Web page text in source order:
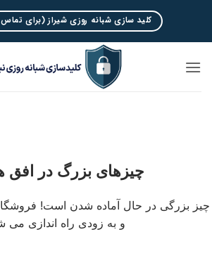
content
کلید سازی شبانه روزی شیراز (برای
چیزهای بزرگ در افق
چیز بزرگی در حال آماده شدن است!
و به زودی راه اندازی می